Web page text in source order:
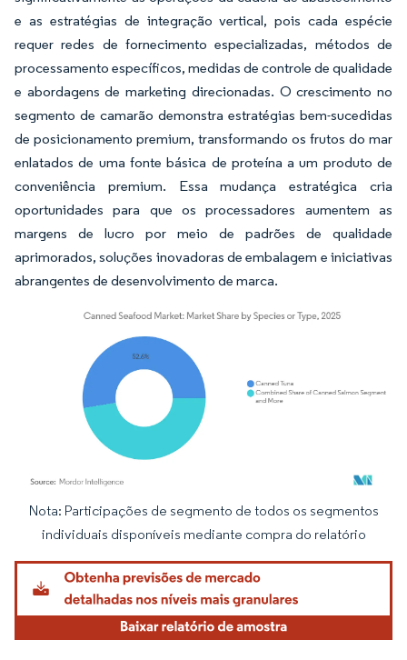
e as estratégias de integração vertical, pois cada espécie
requer redes de fornecimento especializadas, métodos de
processamento específicos, medidas de controle de qualidade
e abordagens de marketing direcionadas. O crescimento no
segmento de camarão demonstra estratégias bem-sucedidas
de posicionamento premium, transformando os frutos do mar
enlatados de uma fonte básica de proteína a um produto de
conveniência premium. Essa mudança estratégica cria
oportunidades para que os processadores aumentem as
margens de lucro por meio de padrões de qualidade
aprimorados, soluções inovadoras de embalagem e iniciativas
abrangentes de desenvolvimento de marca.
Imagem © Mordor Intelligence. O reuso requer atribuição conforme CC BY 4.0.
Nota: Participações de segmento de todos os segmentos
individuais disponíveis mediante compra do relatório